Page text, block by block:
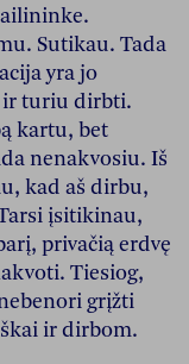
Sutikau. Tada
yra jo
ir turiu dirbti.
kartu, bet
nenakvosiu. Iš
kad aš dirbu,
įsitikinau,
privačią erdvę
Tiesiog,
grįžti
ir dirbom.